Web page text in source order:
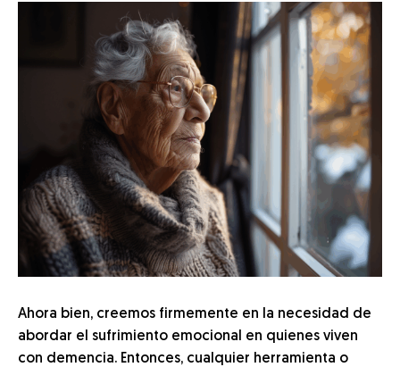
Ahora bien, creemos firmemente en la necesidad de
abordar el sufrimiento emocional en quienes viven
con demencia. Entonces, cualquier herramienta o